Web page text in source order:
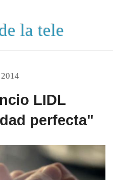
la tele
LIDL
perfecta"